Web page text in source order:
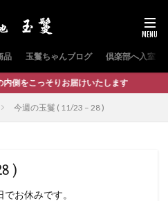
品 玉鬘ちゃんブログ 倶楽部へ入室
お届けいたします
今週の玉鬘 ( 11/23 – 28 )
)
お休みです。